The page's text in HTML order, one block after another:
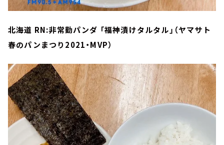
北海道 RN:非常勤パンダ 「福神漬けタルタル」（ヤマサト
春のパンまつり2021・MVP）